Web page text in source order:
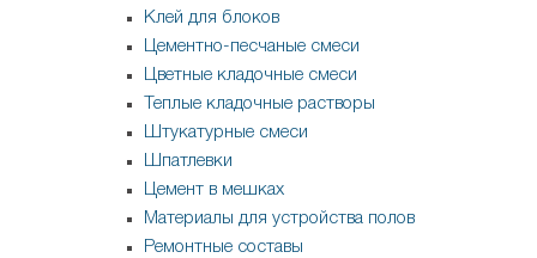
Клей для блоков
Цементно-песчаные смеси
Цветные кладочные смеси
Теплые кладочные растворы
Штукатурные смеси
Шпатлевки
Цемент в мешках
Материалы для устройства полов
Ремонтные составы